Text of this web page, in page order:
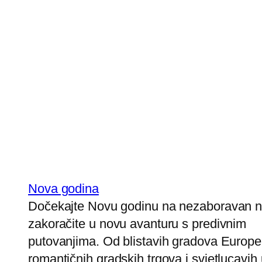
Nova godina
Dočekajte Novu godinu na nezaboravan
zakoračite u novu avanturu s predivnim
putovanjima. Od blistavih gradova
romantičnih gradskih trgova i svjetlucavih